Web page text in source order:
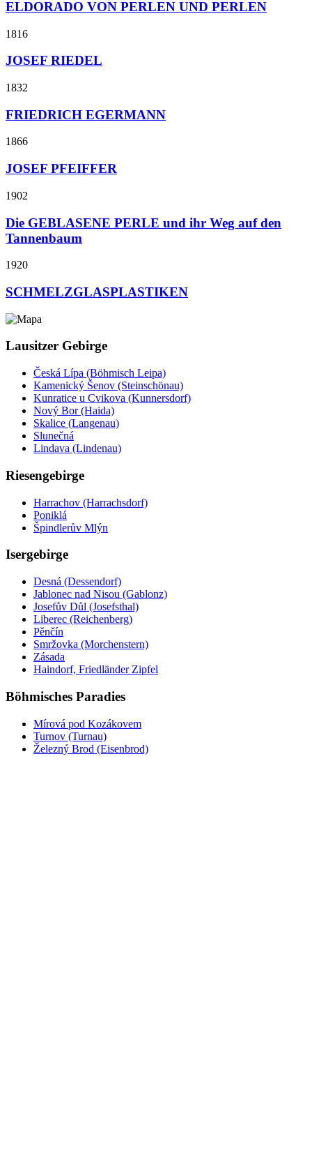
ELDORADO VON PERLEN UND PERLEN
1816
JOSEF RIEDEL
1832
FRIEDRICH EGERMANN
1866
JOSEF PFEIFFER
1902
Die GEBLASENE PERLE und ihr Weg auf den
Tannenbaum
1920
SCHMELZGLASPLASTIKEN
Lausitzer Gebirge
Česká Lípa (Böhmisch Leipa)
Kamenický Šenov (Steinschönau)
Kunratice u Cvikova (Kunnersdorf)
Nový Bor (Haida)
Skalice (Langenau)
Slunečná
Lindava (Lindenau)
Riesengebirge
Harrachov (Harrachsdorf)
Poniklá
Špindlerův Mlýn
Isergebirge
Desná (Dessendorf)
Jablonec nad Nisou (Gablonz)
Josefův Důl (Josefsthal)
Liberec (Reichenberg)
Pěnčín
Smržovka (Morchenstern)
Zásada
Haindorf, Friedländer Zipfel
Böhmisches Paradies
Mírová pod Kozákovem
Turnov (Turnau)
Železný Brod (Eisenbrod)